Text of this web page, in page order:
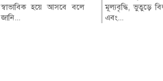
তার ব্যক্তিগত ছবি ও ভিডিও...
৩০৮ জন
কর...
স্বাভাবিক হয়ে আসবে বলে
জানি...
মূল্যবৃদ্ধি, ভুতুড়ে
এবং...